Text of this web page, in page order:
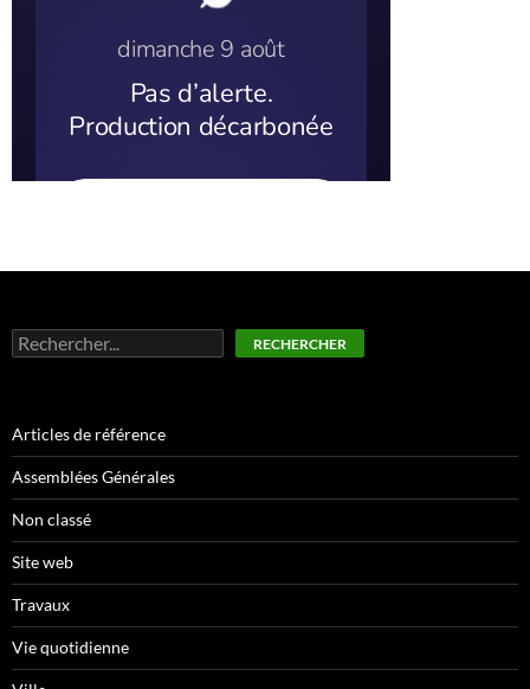
Rechercher RECHERCHER
Articles de référence
Assemblées Générales
Non classé
Site web
Travaux
Vie quotidienne